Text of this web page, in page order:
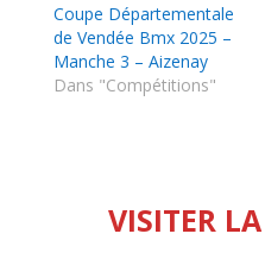
Coupe Départementale
de Vendée Bmx 2025 –
Manche 3 – Aizenay
Dans "Compétitions"
VISITER